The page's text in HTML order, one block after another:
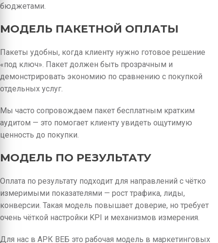
бюджетами.
МОДЕЛЬ ПАКЕТНОЙ ОПЛАТЫ
Пакеты удобны, когда клиенту нужно готовое решение
«под ключ». Пакет должен быть прозрачным и
демонстрировать экономию по сравнению с покупкой
отдельных услуг.
Мы часто сопровождаем пакет бесплатным кратким
аудитом — это помогает клиенту увидеть ощутимую
ценность до покупки.
МОДЕЛЬ ПО РЕЗУЛЬТАТУ
Оплата по результату подходит для направлений с чётко
измеримыми показателями — рост трафика, лиды,
конверсии. Такая модель повышает доверие, но требует
очень чёткой настройки KPI и механизмов измерения.
Для нас в АРК ВЕБ это рабочая модель в маркетинговых